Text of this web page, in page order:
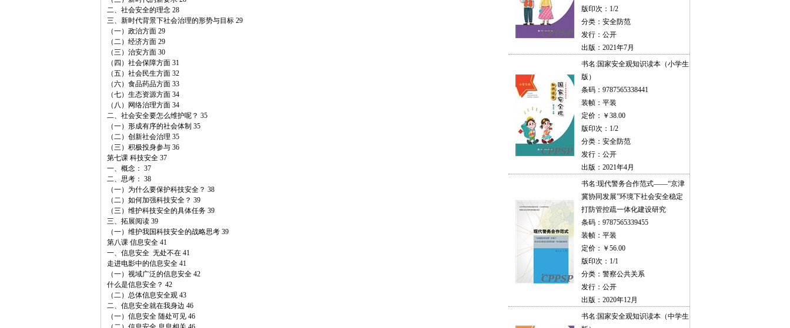
二、社会安全的理念 28
三、新时代背景下社会治理的形势与目标 29
（一）政治方面 29
（二）经济方面 29
（三）治安方面 30
（四）社会保障方面 31
（五）社会民生方面 32
（六）食品药品方面 33
（七）生态资源方面 34
（八）网络治理方面 34
二、社会安全要怎么维护呢？ 35
（一）形成有序的社会体制 35
（二）创新社会治理 35
（三）积极投身参与 36
第七课 科技安全 37
一、概念： 37
二、思考： 38
（一）为什么要保护科技安全？ 38
（二）如何加强科技安全？ 39
（三）维护科技安全的具体任务 39
三、拓展阅读 39
（一）维护我国科技安全的战略思考 39
第八课 信息安全 41
一、信息安全 无处不在 41
走进电影中的信息安全 41
（一）视域广泛的信息安全 42
什么是信息安全？ 42
（二）总体信息安全观 43
二、信息安全就在我身边 46
（一）信息安全 随处可见 46
版印次：1/2
分类：安全防范
发行：公开
出版：2021年7月
书名:国家安全观知识读本（小学生
版）
条码：9787565338441
装帧：平装
定价：￥38.00
版印次：1/2
分类：安全防范
发行：公开
出版：2021年4月
书名:现代警务合作范式——“京津
冀协同发展”环境下社会安全稳定
打防管控疏一体化建设研究
条码：9787565339455
装帧：平装
定价：￥56.00
版印次：1/1
分类：警察公共关系
发行：公开
出版：2020年12月
书名:国家安全观知识读本（中学生